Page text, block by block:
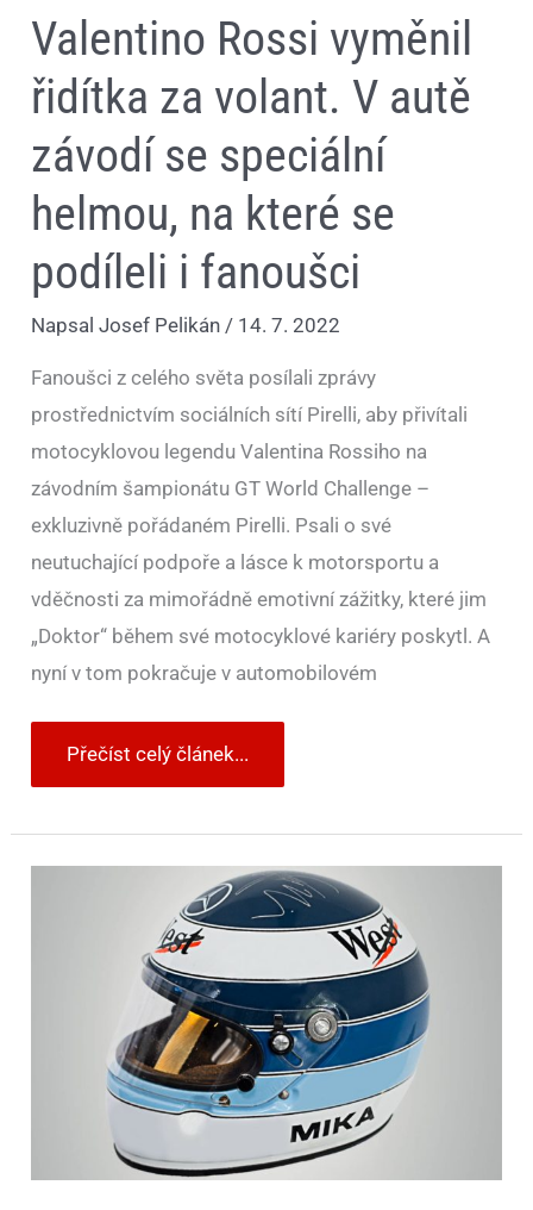
Valentino Rossi vyměnil
řidítka za volant. V autě
závodí se speciální
helmou, na které se
podíleli i fanoušci
NapsalJosef Pelikán / 14. 7. 2022
Fanoušci z celého světa posílali zprávy
prostřednictvím sociálních sítí Pirelli, aby přivítali
motocyklovou legendu Valentina Rossiho na
závodním šampionátu GT World Challenge –
exkluzivně pořádaném Pirelli. Psali o své
neutuchající podpoře a lásce k motorsportu a
vděčnosti za mimořádně emotivní zážitky, které jim
„Doktor“ během své motocyklové kariéry poskytl. A
nyní v tom pokračuje v automobilovém
fanoušci
Přečíst celý článek...
Hledá
Posílejte
vyhrajte
helmu
Miky
Häkkinena